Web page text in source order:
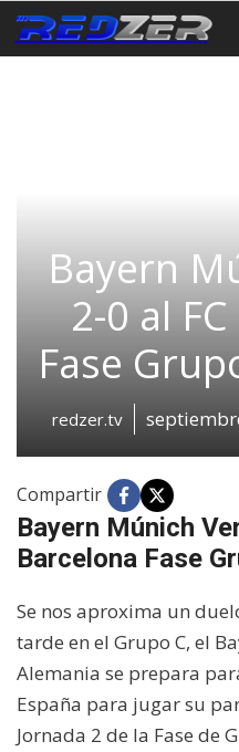
Saltar
al
Bayern
2-0 al
Fase
redzer.tv
Compartir
Bayern Múnich
Barcelona Fase
Se nos aproxima un
tarde en el Grupo C, el
Alemania se prepara
España para jugar su
Jornada 2 de la Fase de